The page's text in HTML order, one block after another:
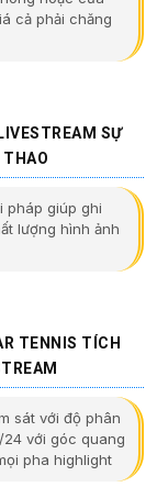
cả phải chăng
SỰ
THAO
pháp giúp ghi
lượng hình ảnh
TENNIS TÍCH
sát với độ phân
24 với góc quang
pha highlight